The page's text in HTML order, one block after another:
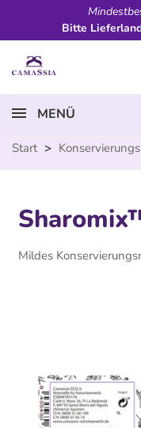
Bitte
MENÜ
Start >
Mildes